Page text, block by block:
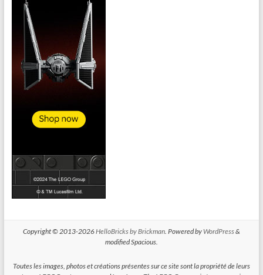
Copyright © 2013-2026HelloBricks by Brickman. Powered by WordPress&
modified Spacious.
Toutes les images, photos et créations présentes sur ce site sont la propriété de leurs